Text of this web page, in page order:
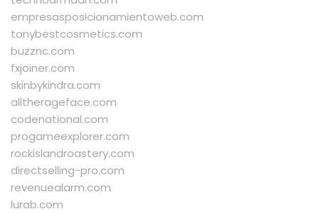
empresasposicionamientoweb.com
tonybestcosmetics.com
buzznc.com
fxjoiner.com
skinbykindra.com
alltherageface.com
codenational.com
progameexplorer.com
rockislandroastery.com
directselling-pro.com
revenuealarm.com
lurab.com